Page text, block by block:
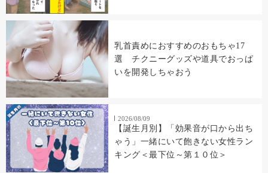
乳首責めにおすすめのおもちゃ17
選 チクニーグッズや道具でおっぱ
いを開発しちゃおう
2026/08/09
【誕生月別】「効果音が口から出ち
ゃう」一緒にいて飽きない女性ラン
キング＜最下位～第１０位＞